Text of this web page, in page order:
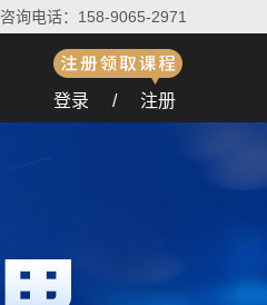
咨询电话：158-9065-2971
登录
/ 注册